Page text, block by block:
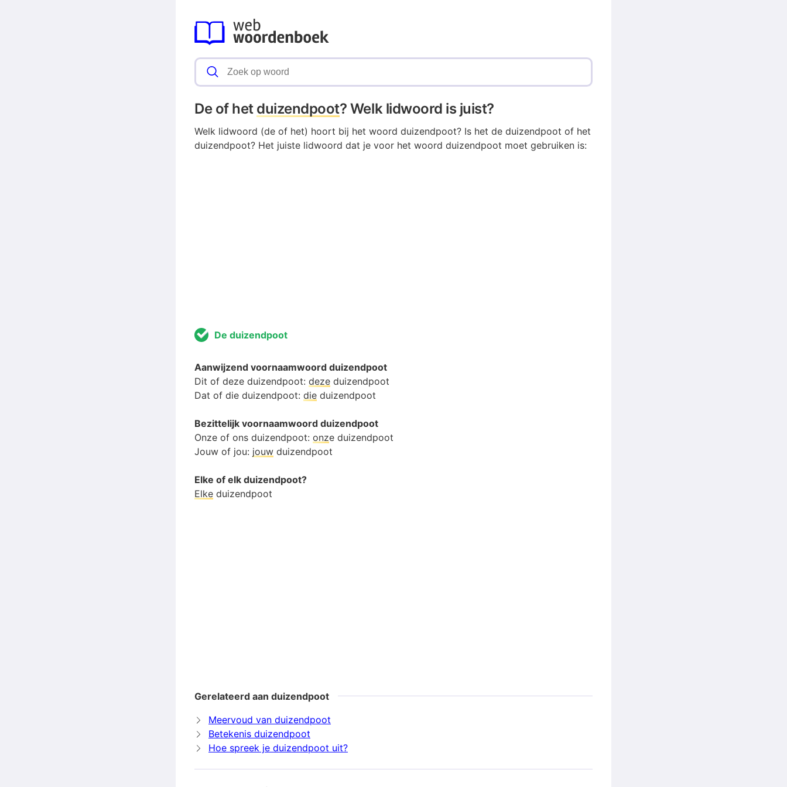
De of het duizendpoot? Welk lidwoord is juist?
Welk lidwoord (de of het) hoort bij het woord duizendpoot? Is het de duizendpoot of het
duizendpoot? Het juiste lidwoord dat je voor het woord duizendpoot moet gebruiken is:
De duizendpoot
Aanwijzend voornaamwoord duizendpoot
Dit of deze duizendpoot: deze duizendpoot
Dat of die duizendpoot: die duizendpoot
Bezittelijk voornaamwoord duizendpoot
Onze of ons duizendpoot: onze duizendpoot
Jouw of jou: jouw duizendpoot
Elke of elk duizendpoot?
Elke duizendpoot
Gerelateerd aan duizendpoot
Meervoud van duizendpoot
Betekenis duizendpoot
Hoe spreek je duizendpoot uit?